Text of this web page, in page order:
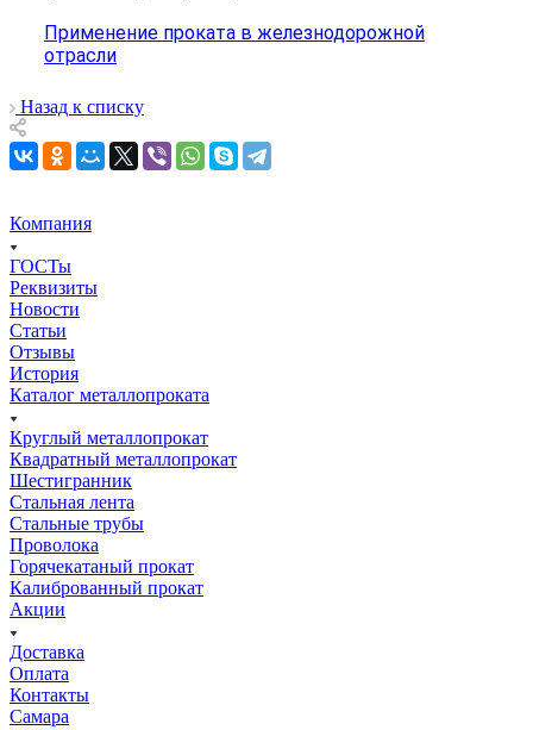
Применение проката в железнодорожной
отрасли
Назад к списку
Компания
ГОСТы
Реквизиты
Новости
Статьи
Отзывы
История
Каталог металлопроката
Круглый металлопрокат
Квадратный металлопрокат
Шестигранник
Стальная лента
Стальные трубы
Проволока
Горячекатаный прокат
Калиброванный прокат
Акции
Доставка
Оплата
Контакты
Самара